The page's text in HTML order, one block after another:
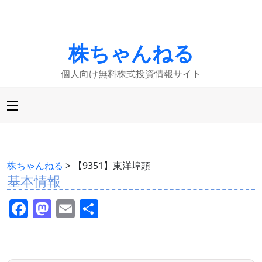
株ちゃんねる
個人向け無料株式投資情報サイト
株ちゃんねる > 【9351】東洋埠頭
基本情報
F M E